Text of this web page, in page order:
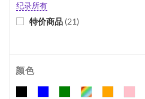
纪录所有
特价商品 (21)
颜色